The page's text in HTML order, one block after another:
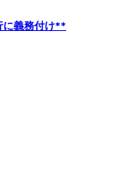
義務付け**